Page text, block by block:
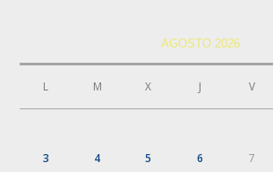
AGOSTO 2026
L M X J V
3 4 5 6 7